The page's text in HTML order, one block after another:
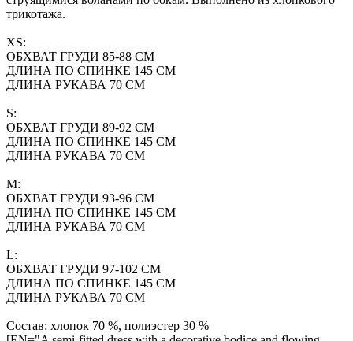
трикотажа.
XS:
ОБХВАТ ГРУДИ 85-88 СМ
ДЛИНА ПО СПИНКЕ 145 СМ
ДЛИНА РУКАВА 70 СМ
S:
ОБХВАТ ГРУДИ 89-92 СМ
ДЛИНА ПО СПИНКЕ 145 СМ
ДЛИНА РУКАВА 70 СМ
M:
ОБХВАТ ГРУДИ 93-96 СМ
ДЛИНА ПО СПИНКЕ 145 СМ
ДЛИНА РУКАВА 70 СМ
L:
ОБХВАТ ГРУДИ 97-102 СМ
ДЛИНА ПО СПИНКЕ 145 СМ
ДЛИНА РУКАВА 70 СМ
Состав: хлопок 70 %, полиэстер 30 %